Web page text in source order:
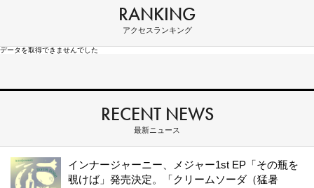
RANKING
アクセスランキング
データを取得できませんでした
RECENT NEWS
最新ニュース
インナージャーニー、メジャー1st EP「その瓶を
覗けば」発売決定。「クリームソーダ（猛暑